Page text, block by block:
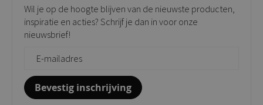
Bijzettafels
Onderhoudsproducten
Vloerbescherming
Giftcards
Wil je op de hoogte blijven van de nieuwste producten,
inspiratie en acties? Schrijf je dan in voor onze
nieuwsbrief!
Bevestig inschrijving